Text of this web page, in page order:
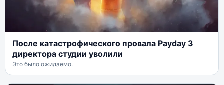
После катастрофического провала Payday 3
директора студии уволили
Это было ожидаемо.